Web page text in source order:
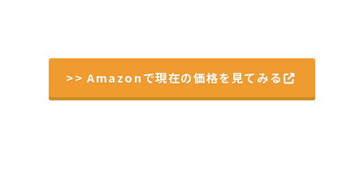
>> Amazonで現在の価格を見てみる